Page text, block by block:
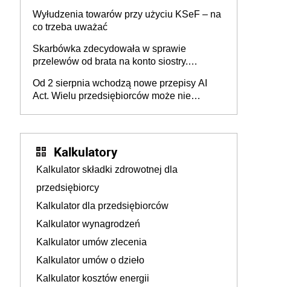
Wyłudzenia towarów przy użyciu KSeF – na
co trzeba uważać
Skarbówka zdecydowała w sprawie
przelewów od brata na konto siostry.
darowizna, ale podatku jednak nie będzie
Od 2 sierpnia wchodzą nowe przepisy AI
Act. Wielu przedsiębiorców może nie
Kalkulatory
Kalkulator składki zdrowotnej dla
przedsiębiorcy
Kalkulator dla przedsiębiorców
Kalkulator wynagrodzeń
Kalkulator umów zlecenia
Kalkulator umów o dzieło
Kalkulator kosztów energii